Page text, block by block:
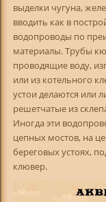
выделки чугуна,
вводить как в
водопроводы по
материалы. Трубы
проводящие воду,
или из котельного
устои делаются или
решетчатые из
Иногда эти
цепных мостов, на
береговых устоях,
клювер.